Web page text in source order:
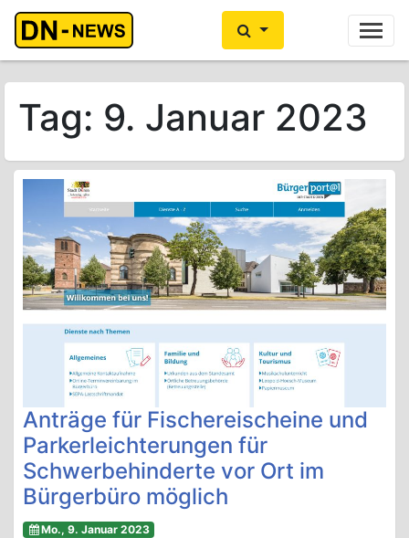
Ihre Anzeige hier? Jetzt informieren
Tag: 9. Januar 2023
Anträge für Fischereischeine und
Parkerleichterungen für
Schwerbehinderte vor Ort im
Bürgerbüro möglich
Mo., 9. Januar 2023